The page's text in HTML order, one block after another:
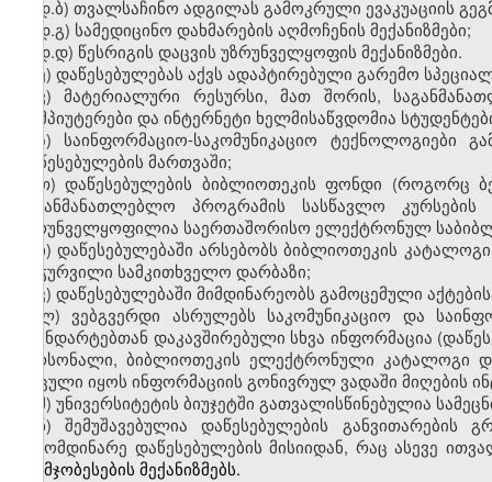
დ.ბ) თვალსაჩინო ადგილას გამოკრული ევაკუაციის
დ.გ) სამედიცინო დახმარების აღმოჩენის მექანიზმები;
დ.დ) წესრიგის დაცვის უზრუნველყოფის მექანიზმები.
ე) დაწესებულებას აქვს ადაპტირებული გარემო
ვ) მატერიალური რესურსი, მათ შორის,
კომპიუტერები და ინტერნეტი ხელმისაწვდომია
ზ) საინფორმაციო-საკომუნიკაციო
ტექნოლოგიები
დაწესებულების მართვაში;
თ) დაწესებულების ბიბლიოთეკის ფონდი (როგორც
საგანმანათლებლო პროგრამის სასწავლო
უზრუნველყოფილია საერთაშორისო ელექტრონულ
ი) დაწესებულებაში არსებობს ბიბლიოთეკის
აღჭურვილი სამკითხველო დარბაზი;
კ) დაწესებულებაში მიმდინარეობს გამოცემული
ლ) ვებგვერდი ასრულებს საკომუნიკაციო და
სტანდარტებთან დაკავშირებული სხვა ინფორმაცია
პერსონალი, ბიბლიოთეკის ელექტრონული კატალოგი
დაცული იყოს ინფორმაციის გონივრულ ვადაში მიღების
მ) უნივერსიტეტის ბიუჯეტში გათვალისწინებულია
ნ) შემუშავებულია დაწესებულების განვითარების
გამომდინარე დაწესებულების მისიიდან, რაც ასევე
გაუმჯობესების მექანიზმებს.